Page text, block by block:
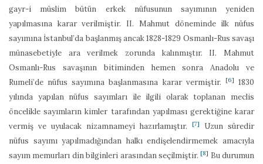
gayr-i müslim bütün erkek nüfusunun sayımının yeniden
yapılmasına karar verilmiştir. II. Mahmut döneminde ilk nüfus
sayımına İstanbul’da başlanmış ancak 1828-1829 Osmanlı-Rus savaşı
münasebetiyle ara verilmek zorunda kalınmıştır. II. Mahmut
Osmanlı-Rus savaşının bitiminden hemen sonra Anadolu ve
Rumeli’de nüfus sayımına başlanmasına karar vermiştir.
[6]
1830
yılında yapılan nüfus sayımları ile ilgili olarak toplanan meclis
öncelikle sayımların kimler tarafından yapılması gerektiğine karar
vermiş ve uyulacak nizamnameyi hazırlamıştır.
[7]
Uzun süredir
nüfus sayımı yapılmadığından halkı endişelendirmemek amacıyla
sayım memurları din bilginleri arasından seçilmiştir. [8] Bu durumun